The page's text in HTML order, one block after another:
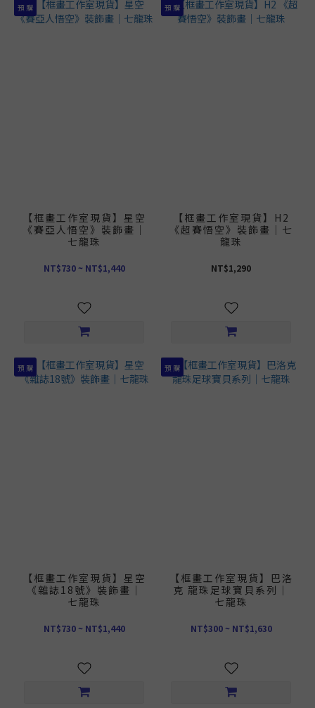
預 購
【框畫工作室現貨】星空
《賽亞人悟空》裝飾畫｜
七龍珠
NT$730 ~ NT$1,440
預 購
【框畫工作室現貨】H2
《超賽悟空》裝飾畫｜七
龍珠
NT$1,290
預 購
【框畫工作室現貨】星空
《雜誌18號》裝飾畫｜
七龍珠
NT$730 ~ NT$1,440
預 購
【框畫工作室現貨】巴洛
克 龍珠足球寶貝系列｜
七龍珠
NT$300 ~ NT$1,630